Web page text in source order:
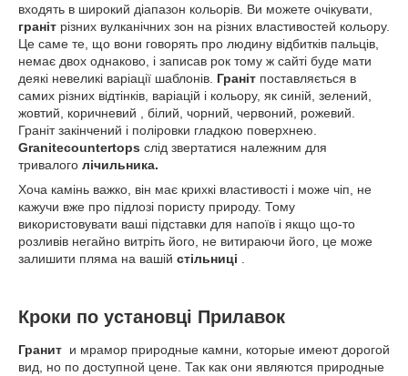
входять в широкий діапазон кольорів. Ви можете очікувати,
граніт різних вулканічних зон на різних властивостей кольору.
Це саме те, що вони говорять про людину відбитків пальців,
немає двох однаково, і записав рок тому ж сайті буде мати
деякі невеликі варіації шаблонів. Граніт поставляється в
самих різних відтінків, варіацій і кольору, як синій, зелений,
жовтий, коричневий , білий, чорний, червоний, рожевий.
Граніт закінчений і поліровки гладкою поверхнею.
Granitecountertops слід звертатися належним для
тривалого лічильника.
Хоча камінь важко, він має крихкі властивості і може чіп, не
кажучи вже про підлозі пористу природу. Тому
використовувати ваші підставки для напоїв і якщо що-то
розливів негайно витріть його, не витираючи його, це може
залишити пляма на вашій стільниці
Кроки по установці Прилавок
Гранит и мрамор природные камни, которые имеют дорогой
вид, но по доступной цене. Так как они являются природные